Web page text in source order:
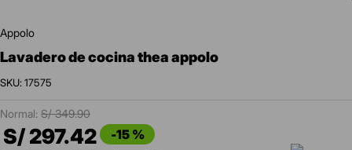
appolo
lavadero de cocina thea appolo
:17575
S/ 349.90
S/297.42 -15 %